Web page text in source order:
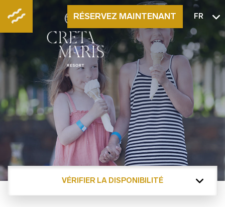
RÉSERVEZ MAINTENANT FR
VÉRIFIER LA DISPONIBILITÉ